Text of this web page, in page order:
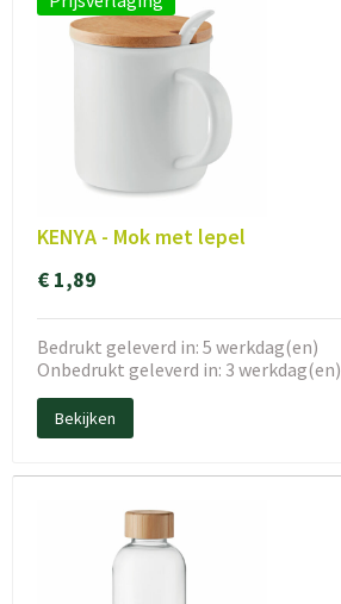
KENYA - Mok met lepel
€ 1,89
Bedrukt geleverd in: 5 werkdag(en)
Onbedrukt geleverd in: 3 werkdag(en)
Bekijken